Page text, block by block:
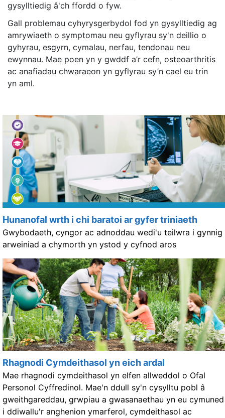
gysylltiedig â'ch ffordd o fyw.
Gall problemau cyhyrysgerbydol fod yn gysylltiedig ag
amrywiaeth o symptomau neu gyflyrau sy'n deillio o
gyhyrau, esgyrn, cymalau, nerfau, tendonau neu
ewynnau. Mae poen yn y gwddf a’r cefn, osteoarthritis
ac anafiadau chwaraeon yn gyflyrau sy’n cael eu trin
yn aml.
Hunanofal wrth i chi baratoi ar gyfer triniaeth
Gwybodaeth, cyngor ac adnoddau wedi'u teilwra i gynnig
arweiniad a chymorth yn ystod y cyfnod aros
Rhagnodi Cymdeithasol yn eich ardal
Mae rhagnodi cymdeithasol yn elfen allweddol o Ofal
Personol Cyffredinol. Mae'n ddull sy'n cysylltu pobl â
gweithgareddau, grwpiau a gwasanaethau yn eu cymuned
i ddiwallu'r anghenion ymarferol, cymdeithasol ac